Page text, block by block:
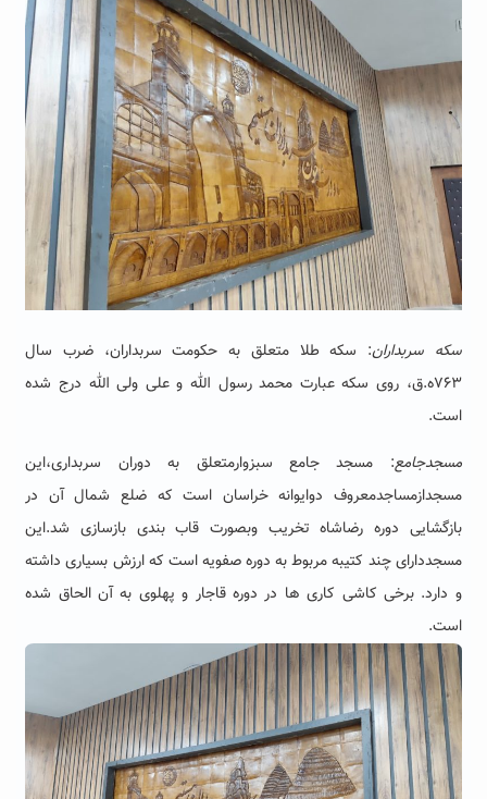
سکه سربداران: سکه طلا متعلق به حکومت سربداران، ضرب سال
۷۶۳ه.ق، روی سکه عبارت محمد رسول الله و علی ولی الله درج شده
است.
مسجدجامع: مسجد جامع سبزوارمتعلق به دوران سربداری،این
مسجدازمساجدمعروف دوایوانه خراسان است که ضلع شمال آن در
بازگشایی دوره رضاشاه تخریب وبصورت قاب بندی بازسازی شد.این
مسجددارای چند کتیبه مربوط به دوره صفویه است که ارزش بسیاری داشته
و دارد. برخی کاشی کاری ها در دوره قاجار و پهلوی به آن الحاق شده
است.